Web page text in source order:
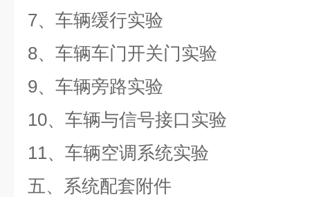
7、车辆缓行实验
8、车辆车门开关门实验
9、车辆旁路实验
10、车辆与信号接口实验
11、车辆空调系统实验
五、系统配套附件